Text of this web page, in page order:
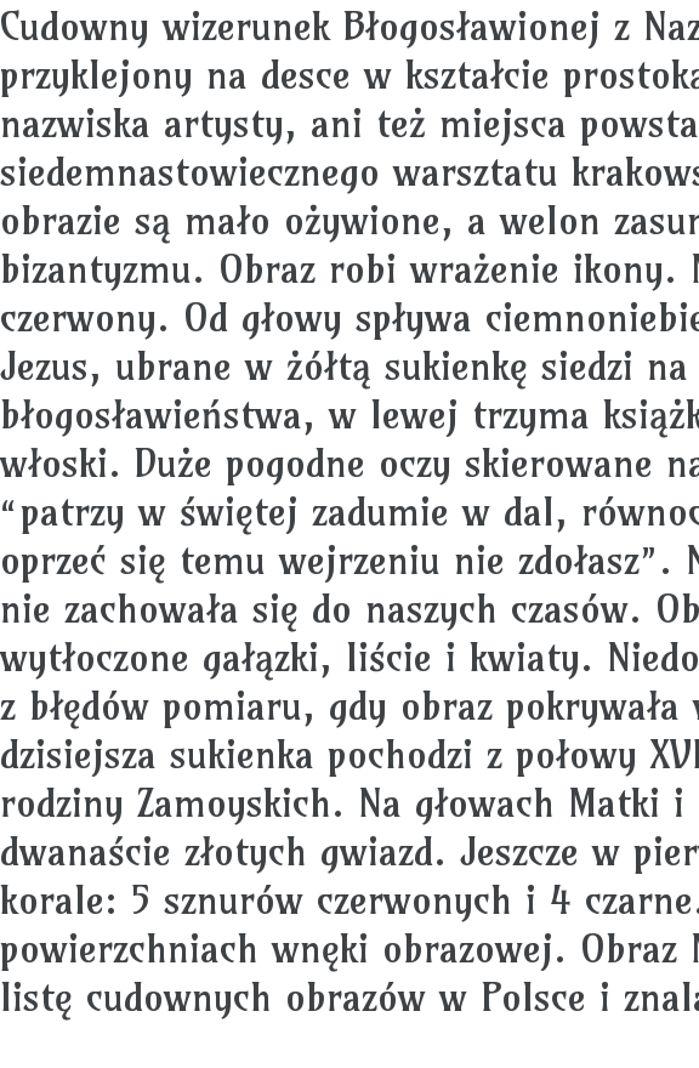
Cudowny wizerunek Błogosławionej z
przyklejony na desce w kształcie
nazwiska artysty, ani też miejsca
siedemnastowiecznego warsztatu
obrazie są mało ożywione, a welon
bizantyzmu. Obraz robi wrażenie
czerwony. Od głowy spływa
Jezus, ubrane w żółtą sukienkę siedzi
błogosławieństwa, w lewej trzyma
włoski. Duże pogodne oczy skierowane
“patrzy w świętej zadumie w dal,
oprzeć się temu wejrzeniu nie
nie zachowała się do naszych czasów.
wytłoczone gałązki, liście i kwiaty.
z błędów pomiaru, gdy obraz
dzisiejsza sukienka pochodzi z połowy
rodziny Zamoyskich. Na głowach Matki
dwanaście złotych gwiazd. Jeszcze w
korale: 5 sznurów czerwonych i 4
powierzchniach wnęki obrazowej.
listę cudownych obrazów w Polsce i